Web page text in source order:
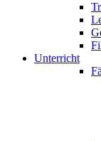
Unterricht